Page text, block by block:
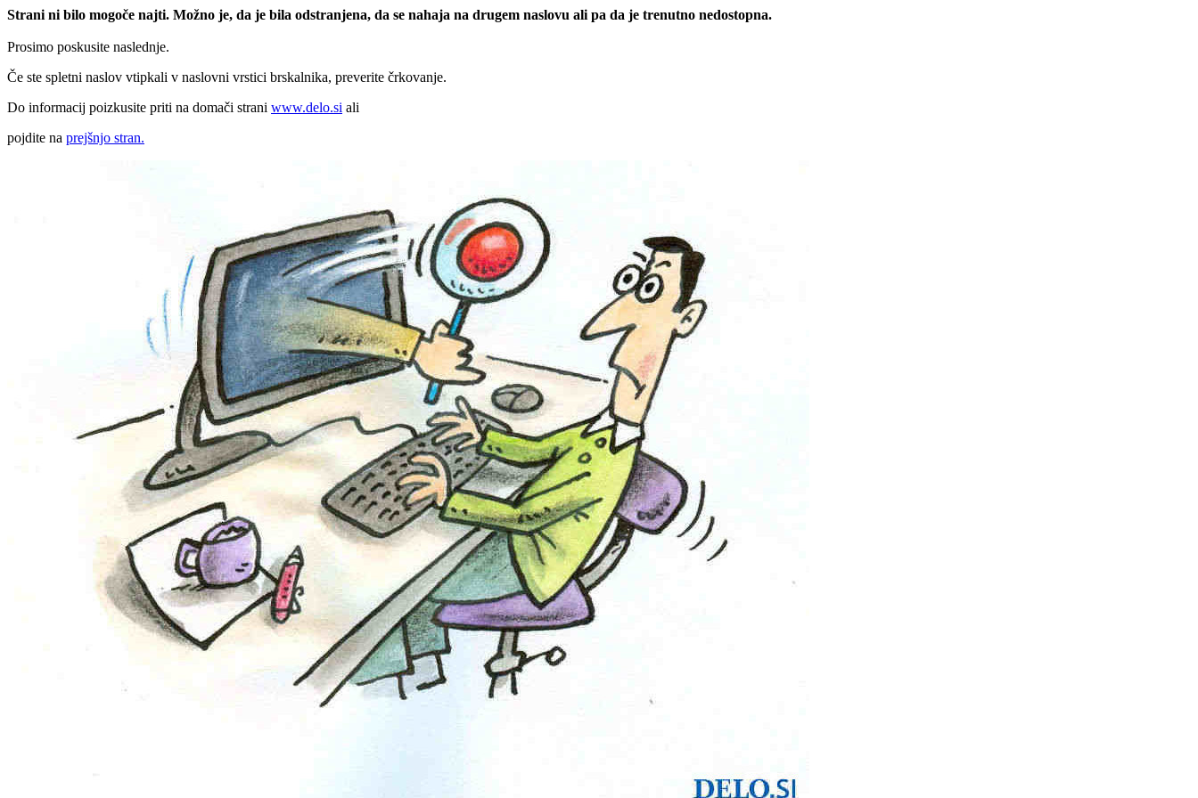
Strani ni bilo mogoče najti. Možno je, da je bila odstranjena, da se nahaja na drugem naslovu ali pa da je trenutno nedostopna.
Prosimo poskusite naslednje.
Če ste spletni naslov vtipkali v naslovni vrstici brskalnika, preverite črkovanje.
Do informacij poizkusite priti na domači strani www.delo.si ali
pojdite na prejšnjo stran.